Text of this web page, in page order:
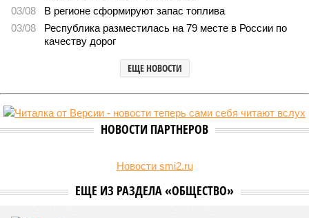
03/08
В регионе сформируют запас топлива
03/08
Республика разместилась на 79 месте в России по
качеству дорог
ЕЩЕ НОВОСТИ
НОВОСТИ ПАРТНЕРОВ
Новости smi2.ru
ЕЩЕ ИЗ РАЗДЕЛА «ОБЩЕСТВО»